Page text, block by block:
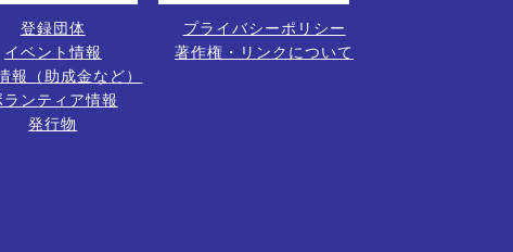
登録団体
イベント情報
報（助成金など）
ランティア情報
発行物
プライバシーポリシー
著作権・リンクについて